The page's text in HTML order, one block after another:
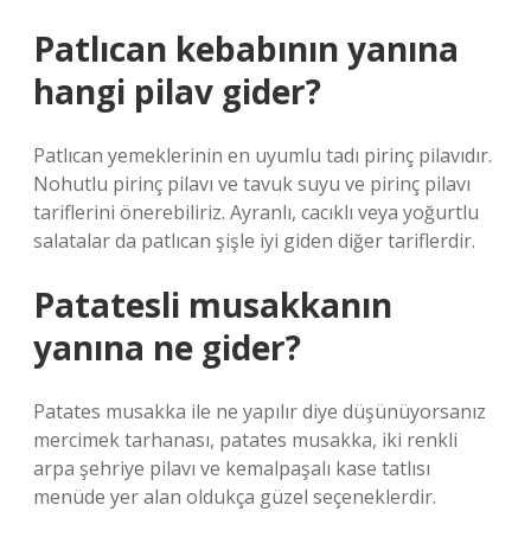
Patlıcan kebabının yanına
hangi pilav gider?
Patlıcan yemeklerinin en uyumlu tadı pirinç pilavıdır.
Nohutlu pirinç pilavı ve tavuk suyu ve pirinç pilavı
tariflerini önerebiliriz. Ayranlı, cacıklı veya yoğurtlu
salatalar da patlıcan şişle iyi giden diğer tariflerdir.
Patatesli musakkanın
yanına ne gider?
Patates musakka ile ne yapılır diye düşünüyorsanız
mercimek tarhanası, patates musakka, iki renkli
arpa şehriye pilavı ve kemalpaşalı kase tatlısı
menüde yer alan oldukça güzel seçeneklerdir.